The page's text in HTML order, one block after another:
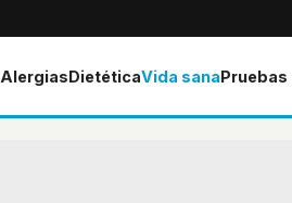
AlergiasDietéticaVida sana